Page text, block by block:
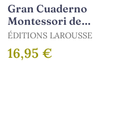
Gran Cuaderno
Montessori de
Actividades para
Todo el Año
ÉDITIONS LAROUSSE
16,95 €